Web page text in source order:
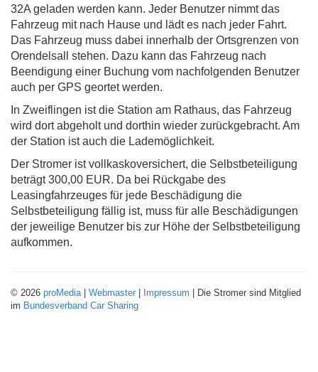
32A geladen werden kann. Jeder Benutzer nimmt das
Fahrzeug mit nach Hause und lädt es nach jeder Fahrt.
Das Fahrzeug muss dabei innerhalb der Ortsgrenzen von
Orendelsall stehen. Dazu kann das Fahrzeug nach
Beendigung einer Buchung vom nachfolgenden Benutzer
auch per GPS geortet werden.
In Zweiflingen ist die Station am Rathaus, das Fahrzeug
wird dort abgeholt und dorthin wieder zurückgebracht. Am
der Station ist auch die Lademöglichkeit.
Der Stromer ist vollkaskoversichert, die Selbstbeteiligung
beträgt 300,00 EUR. Da bei Rückgabe des
Leasingfahrzeuges für jede Beschädigung die
Selbstbeteiligung fällig ist, muss für alle Beschädigungen
der jeweilige Benutzer bis zur Höhe der Selbstbeteiligung
aufkommen.
© 2026 proMedia| Webmaster Impressum
| Die Stromer sind Mitglied
im Bundesverband Car Sharing